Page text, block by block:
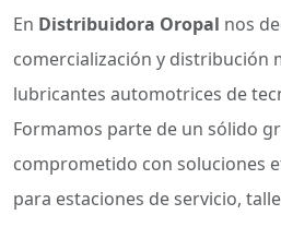
En Distribuidora Oropal nos
comercialización y distribución
lubricantes automotrices de
Formamos parte de un sólido
comprometido con soluciones
para estaciones de servicio,